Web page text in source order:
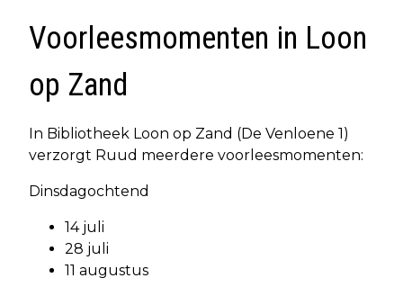
Voorleesmomenten in Loon
op Zand
In Bibliotheek Loon op Zand (De Venloene 1)
verzorgt Ruud meerdere voorleesmomenten:
Dinsdagochtend
14 juli
28 juli
11 augustus